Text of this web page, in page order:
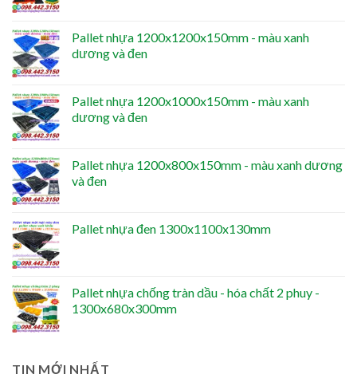
Pallet nhựa 1200x1200x150mm - màu xanh
dương và đen
Pallet nhựa 1200x1000x150mm - màu xanh
dương và đen
Pallet nhựa 1200x800x150mm - màu xanh dương
và đen
Pallet nhựa đen 1300x1100x130mm
Pallet nhựa chống tràn dầu - hóa chất 2 phuy -
1300x680x300mm
TIN MỚI NHẤT